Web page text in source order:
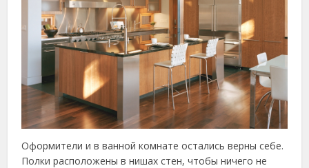
Оформители и в ванной комнате остались верны себе.
Полки расположены в нишах стен, чтобы ничего не